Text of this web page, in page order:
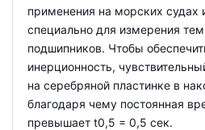
применения на морских судах
специально для измерения
подшипников. Чтобы
инерционность,
на серебряной пластинке в
благодаря чему постоянная
превышает t0,5 = 0,5 сек.